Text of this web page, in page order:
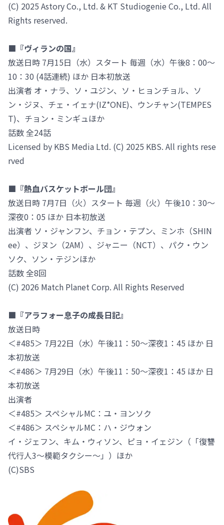
(C) 2025 Astory Co., Ltd. & KT Studiogenie Co., Ltd. All
Rights reserved.
■『ヴィランの国』
放送日時 7月15日（水）スタート 毎週（水）午後8：00～
10：30 (4話連続) ほか 日本初放送
出演者 オ・ナラ、ソ・ユジン、ソ・ヒョンチョル、ソ
ン・ジヌ、チェ・イェナ(IZ*ONE)、ウンチャン(TEMPES
T)、チョン・ミンギュほか
話数 全24話
Licensed by KBS Media Ltd. (C) 2025 KBS. All rights rese
rved
■『熱血バスケットボール団』
放送日時 7月7日（火）スタート 毎週（火）午後10：30～
深夜0：05 ほか 日本初放送
出演者 ソ・ジャンフン、チョン・テプン、ミンホ（SHIN
ee）、ジヌン（2AM）、ジャニー（NCT）、パク・ウン
ソク、ソン・テジンほか
話数 全8回
(C) 2026 Match Planet Corp. All Rights Reserved
■『アラフォー息子の成長日記』
放送日時
＜#485＞ 7月22日（水）午後11：50～深夜1：45 ほか 日
本初放送
＜#486＞ 7月29日（水）午後11：50～深夜1：45 ほか 日
本初放送
出演者
＜#485＞ スペシャルMC：ユ・ヨンソク
＜#486＞ スペシャルMC：ハ・ジウォン
イ・ジェフン、キム・ウィソン、ピョ・イェジン（「復讐
代行人3～模範タクシー～」）ほか
(C)SBS